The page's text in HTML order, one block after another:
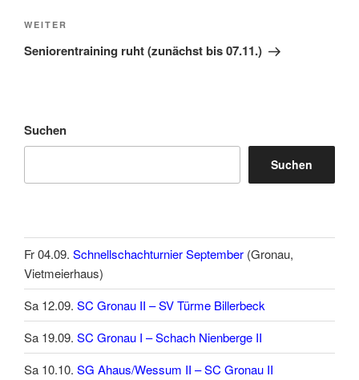
Nächster
Beitrag
WEITER
Seniorentraining ruht (zunächst bis 07.11.)
Suchen
Suchen
Fr 04.09. Schnellschachturnier September (Gronau,
Vietmeierhaus)
Sa 12.09. SC Gronau II – SV Türme Billerbeck
Sa 19.09. SC Gronau I – Schach Nienberge II
Sa 10.10. SG Ahaus/Wessum II – SC Gronau II